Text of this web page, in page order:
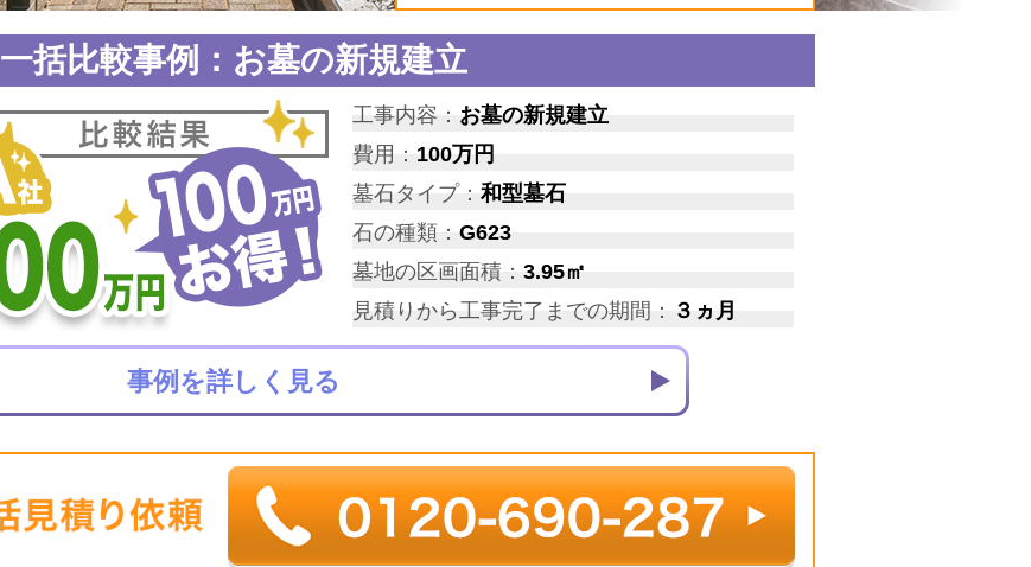
一括比較事例：お墓の新規建立
工事内容： お墓の新規建立
費用： 100万円
墓石タイプ：和型墓石
石の種類： G623
墓地の区画面積： 3.95㎡
見積りから工事完了までの期間： ３ヵ月
事例を詳しく見る